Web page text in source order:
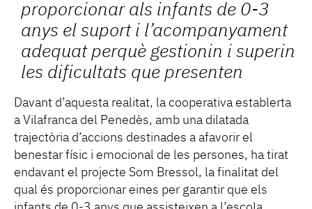
proporcionar als infants de 0-3
anys el suport i l’acompanyament
adequat perquè gestionin i superin
les dificultats que presenten
Davant d’aquesta realitat, la cooperativa establerta
a Vilafranca del Penedès, amb una dilatada
trajectòria d’accions destinades a afavorir el
benestar físic i emocional de les persones, ha tirat
endavant el projecte Som Bressol, la finalitat del
qual és proporcionar eines per garantir que els